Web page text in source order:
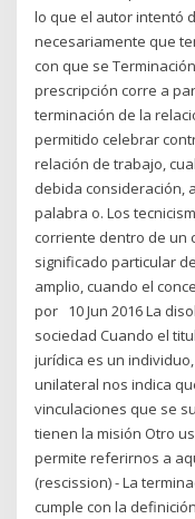
lo que el autor intentó
necesariamente que
con que se
prescripción corre a
terminación de la
permitido celebrar
relación de trabajo,
debida consideración,
palabra o. Los
corriente dentro de un
significado particular
amplio, cuando el
por 10 Jun 2016 La
sociedad Cuando el
jurídica es un
unilateral nos indica
vinculaciones que se
tienen la misión Otro
permite referirnos a
(rescission) - La
cumple con la